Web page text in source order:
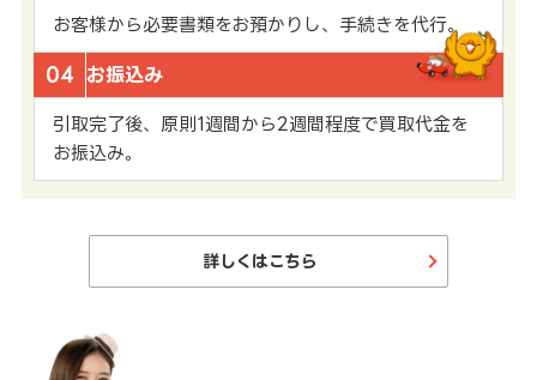
お客様から必要書類をお預かりし、手続きを代行。
04 お振込み
引取完了後、原則1週間から2週間程度で買取代金を
お振込み。
詳しくはこちら